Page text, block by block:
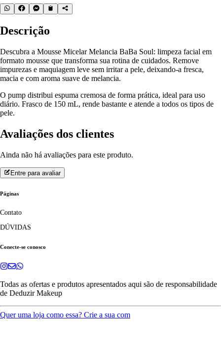
Descrição
Descubra a Mousse Micelar Melancia BaBa Soul: limpeza facial em
formato mousse que transforma sua rotina de cuidados. Remove
impurezas e maquiagem leve sem irritar a pele, deixando-a fresca,
macia e com aroma suave de melancia.
O pump distribui espuma cremosa de forma prática, ideal para uso
diário. Frasco de 150 mL, rende bastante e atende a todos os tipos de
pele.
Avaliações dos clientes
Ainda não há avaliações para este produto.
Entre para avaliar
Páginas
Contato
DÚVIDAS
Conecte-se conosco
Todas as ofertas e produtos apresentados aqui são de responsabilidade
de Deduzir Makeup
Quer uma loja como essa? Crie a sua com